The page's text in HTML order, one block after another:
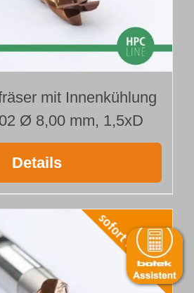
mit Innenkühlung
Ø 8,00 mm, 1,5xD
Details